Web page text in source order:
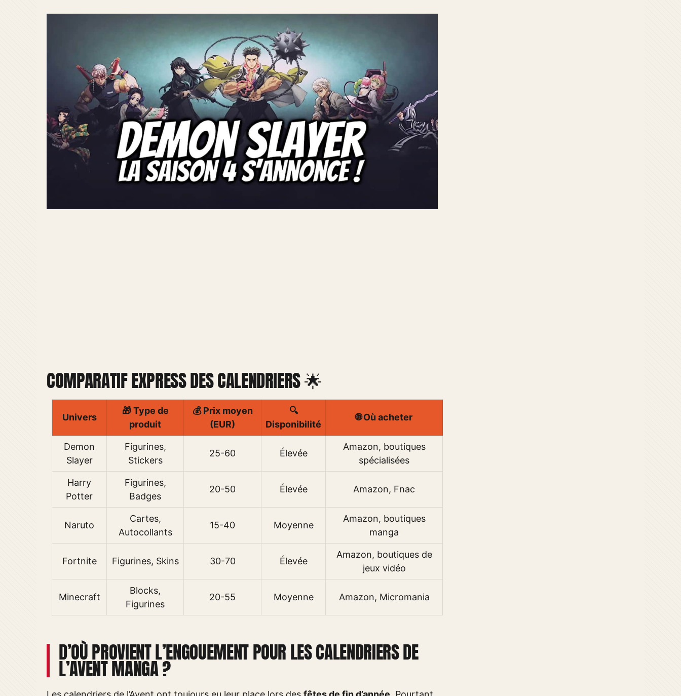
COMPARATIF EXPRESS DES CALENDRIERS 🌟
Univers
🎁 Type de
produit
💰 Prix moyen
(EUR)
🔍
Disponibilité
🌐 Où acheter
Demon
Slayer
Figurines,
Stickers
25-60 Élevée
Amazon, boutiques
spécialisées
Harry
Potter
Figurines,
Badges
20-50 Élevée Amazon, Fnac
Naruto
Cartes,
Autocollants
15-40 Moyenne
Amazon, boutiques
manga
Fortnite Figurines, Skins 30-70 Élevée
Amazon, boutiques de
jeux vidéo
Minecraft
Blocks,
Figurines
20-55 Moyenne Amazon, Micromania
D’OÙ PROVIENT L’ENGOUEMENT POUR LES CALENDRIERS DE
L’AVENT MANGA ?